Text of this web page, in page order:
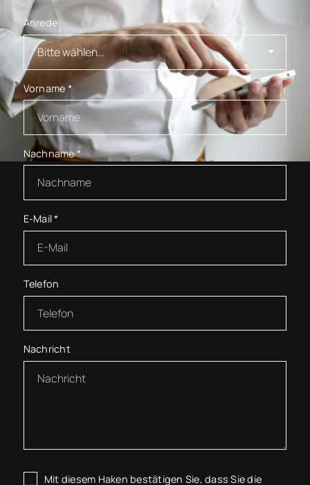
Anrede
Vorname*
Nachname*
E-Mail*
Telefon
Nachricht
Mit diesem Haken bestätigen Sie, dass Sie die